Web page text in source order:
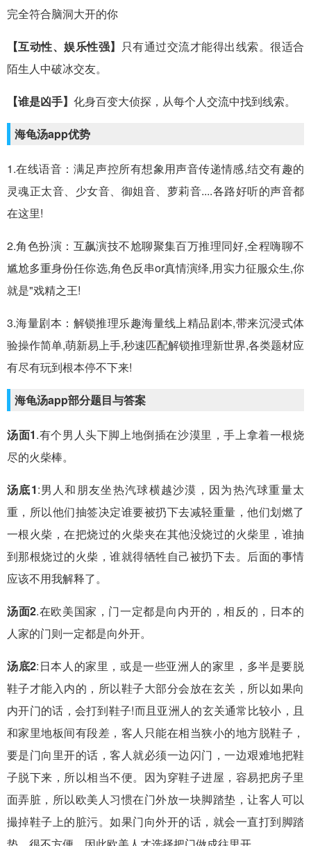
完全符合脑洞大开的你
【互动性、娱乐性强】 只有通过交流才能得出线索。很适合
陌生人中破冰交友。
【谁是凶手】 化身百变大侦探，从每个人交流中找到线索。
海龟汤app优势
1.在线语音：满足声控所有想象用声音传递情感,结交有趣的
灵魂正太音、少女音、御姐音、萝莉音....各路好听的声音都
在这里!
2.角色扮演：互飙演技不尬聊聚集百万推理同好,全程嗨聊不
尴尬多重身份任你选,角色反串or真情演绎,用实力征服众生,你
就是"戏精之王!
3.海量剧本：解锁推理乐趣海量线上精品剧本,带来沉浸式体
验操作简单,萌新易上手,秒速匹配解锁推理新世界,各类题材应
有尽有玩到根本停不下来!
海龟汤app部分题目与答案
汤面1.有个男人头下脚上地倒插在沙漠里，手上拿着一根烧
尽的火柴棒。
汤底1:男人和朋友坐热汽球横越沙漠，因为热汽球重量太
重，所以他们抽签决定谁要被扔下去减轻重量，他们划燃了
一根火柴，在把烧过的火柴夹在其他没烧过的火柴里，谁抽
到那根烧过的火柴，谁就得牺牲自己被扔下去。后面的事情
应该不用我解释了。
汤面2.在欧美国家，门一定都是向内开的，相反的，日本的
人家的门则一定都是向外开。
汤底2:日本人的家里，或是一些亚洲人的家里，多半是要脱
鞋子才能入内的，所以鞋子大部分会放在玄关，所以如果向
内开门的话，会打到鞋子!而且亚洲人的玄关通常比较小，且
和家里地板间有段差，客人只能在相当狭小的地方脱鞋子，
要是门向里开的话，客人就必须一边闪门，一边艰难地把鞋
子脱下来，所以相当不便。因为穿鞋子进屋，容易把房子里
面弄脏，所以欧美人习惯在门外放一块脚踏垫，让客人可以
撮掉鞋子上的脏污。如果门向外开的话，就会一直打到脚踏